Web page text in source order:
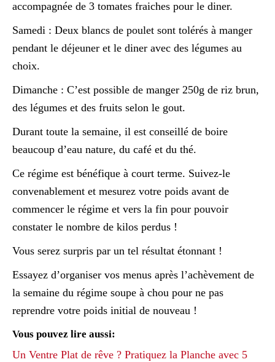
accompagnée de 3 tomates fraiches pour le diner.
Samedi : Deux blancs de poulet sont tolérés à manger
pendant le déjeuner et le diner avec des légumes au
choix.
Dimanche : C’est possible de manger 250g de riz brun,
des légumes et des fruits selon le gout.
Durant toute la semaine, il est conseillé de boire
beaucoup d’eau nature, du café et du thé.
Ce régime est bénéfique à court terme. Suivez-le
convenablement et mesurez votre poids avant de
commencer le régime et vers la fin pour pouvoir
constater le nombre de kilos perdus !
Vous serez surpris par un tel résultat étonnant !
Essayez d’organiser vos menus après l’achèvement de
la semaine du régime soupe à chou pour ne pas
reprendre votre poids initial de nouveau !
Vous pouvez lire aussi:
Un Ventre Plat de rêve ? Pratiquez la Planche avec 5